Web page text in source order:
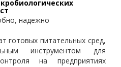
надежно
готовых питательных сред,
инструментом для
на предприятиях